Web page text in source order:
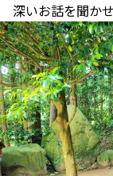
深いお話を聞か